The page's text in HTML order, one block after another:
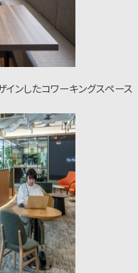
インしたコワーキングスペース